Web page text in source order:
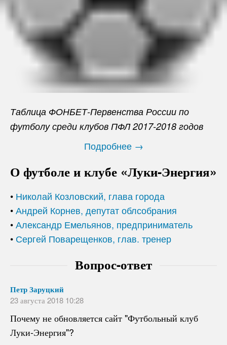
Таблица ФОНБЕТ-Первенства России по
футболу среди клубов ПФЛ 2017-2018 годов
Подробнее →
О футболе и клубе «Луки-Энергия»
• Николай Козловский, глава города
•Андрей Корнев, депутат облсобрания
•Александр Емельянов, предприниматель
• Сергей Поварещенков, глав. тренер
Вопрос-ответ
Петр Заруцкий
23 августа 2018 10:28
Почему не обновляется сайт "Футбольный клуб
Луки-Энергия"?